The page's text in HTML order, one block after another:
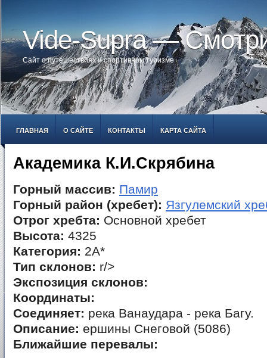
Vide-Supra —
Сайт о путешествиях и спортивном туризме
ГЛАВНАЯ О САЙТЕ КОНТАКТЫ КАРТА САЙТА
Академика К.И.Скрябина
Горный массив: Памир
Горный район (хребет): Язгулемский
Отрог хребта: Основной хребет
Высота: 4325
Категория: 2А*
Тип склонов: r/>
Экспозиция склонов:
Координаты:
Соединяет: река Ванаудара - река Багу.
Описание: ершины Снеговой (5086)
Ближайшие перевалы: